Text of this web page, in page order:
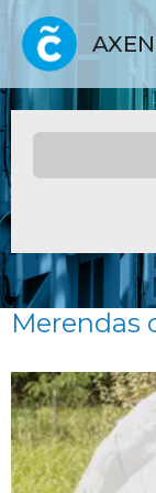
Merendas